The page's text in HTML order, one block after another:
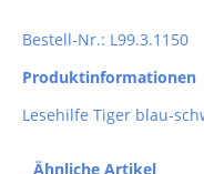
Bestell-Nr.: L99.3.1150
Produktinformationen
Lesehilfe Tiger blau-
Ähnliche Artikel